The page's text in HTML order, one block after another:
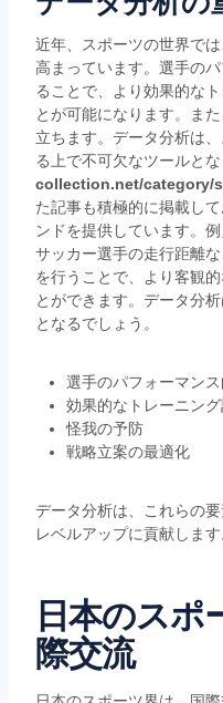
近年、スポーツの世界で
高まっています。選手の
ることで、より効果的な
とが可能になります。ま
立ちます。データ分析は
る上で不可欠なツールとな
collection.net/category/
た記事も積極的に掲載し
ンドを提供しています。
サッカー選手の走行距離
を行うことで、より客観
とができます。データ分
となるでしょう。
選手のパフォーマンス
効果的なトレーニン
怪我の予防
戦略立案の最適化
データ分析は、これらの
レベルアップに貢献します
日本のスポ
際交流